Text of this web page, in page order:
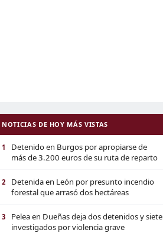
NOTICIAS DE HOY MÁS VISTAS
1
Detenido en Burgos por apropiarse de
más de 3.200 euros de su ruta de reparto
2
Detenida en León por presunto incendio
forestal que arrasó dos hectáreas
3
Pelea en Dueñas deja dos detenidos y siete
investigados por violencia grave